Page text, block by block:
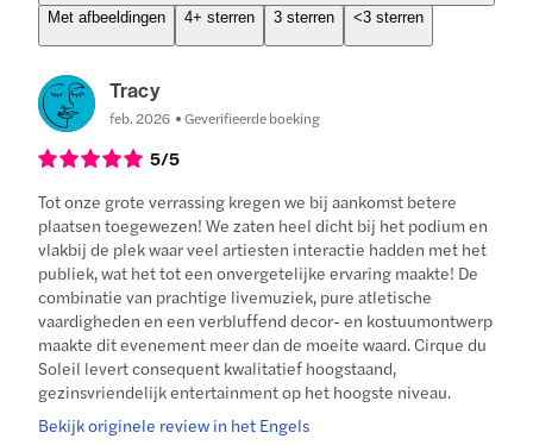
Met afbeeldingen 4+ sterren 3 sterren <3 sterren
Tracy
feb. 2026 Geverifieerde boeking
5/5
Tot onze grote verrassing kregen we bij aankomst betere
plaatsen toegewezen! We zaten heel dicht bij het podium en
vlakbij de plek waar veel artiesten interactie hadden met het
publiek, wat het tot een onvergetelijke ervaring maakte! De
combinatie van prachtige livemuziek, pure atletische
vaardigheden en een verbluffend decor- en kostuumontwerp
maakte dit evenement meer dan de moeite waard. Cirque du
Soleil levert consequent kwalitatief hoogstaand,
gezinsvriendelijk entertainment op het hoogste niveau.
Bekijk originele review in het Engels